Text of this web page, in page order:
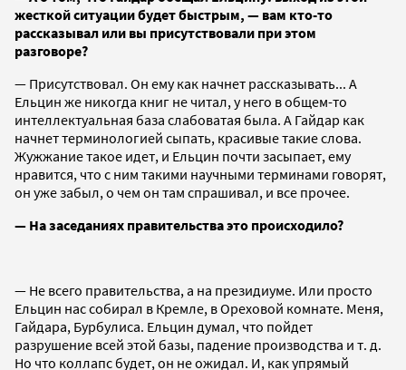
жесткой ситуации будет быстрым, — вам кто-то
рассказывал или вы присутствовали при этом
разговоре?
— Присутствовал. Он ему как начнет рассказывать... А
Ельцин же никогда книг не читал, у него в общем-то
интеллектуальная база слабоватая была. А Гайдар как
начнет терминологией сыпать, красивые такие слова.
Жужжание такое идет, и Ельцин почти засыпает, ему
нравится, что с ним такими научными терминами говорят,
он уже забыл, о чем он там спрашивал, и все прочее.
— На заседаниях правительства это происходило?
— Не всего правительства, а на президиуме. Или просто
Ельцин нас собирал в Кремле, в Ореховой комнате. Меня,
Гайдара, Бурбулиса. Ельцин думал, что пойдет
разрушение всей этой базы, падение производства и т. д.
Но что коллапс будет, он не ожидал. И, как упрямый